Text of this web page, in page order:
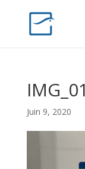
Juin 9, 2020